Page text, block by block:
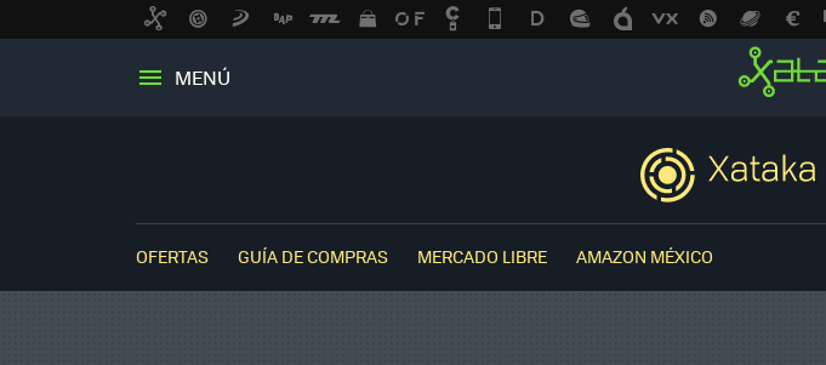
MENÚ
OFERTAS GUÍA DE COMPRAS MERCADO LIBRE AMAZON MÉXICO